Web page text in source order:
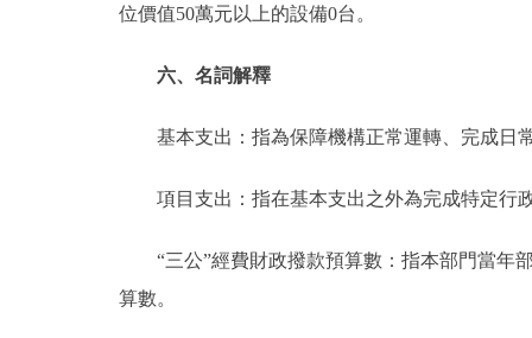
位價值50萬元以上的設備0台。
六、名詞解釋
基本支出：指為保障機構正常運轉、完成日
項目支出：指在基本支出之外為完成特定行
“三公”經費財政撥款預算數：指本部門當年部
算數。